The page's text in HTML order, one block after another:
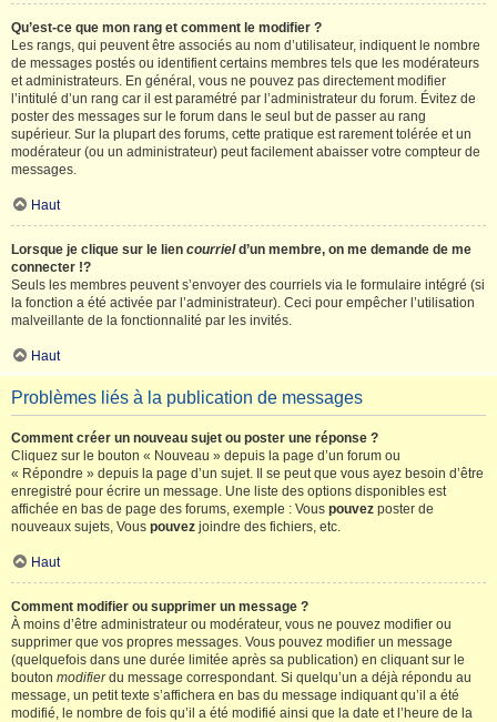
Qu’est-ce que mon rang et comment le modifier ?
Les rangs, qui peuvent être associés au nom d’utilisateur, indiquent le nombre
de messages postés ou identifient certains membres tels que les modérateurs
et administrateurs. En général, vous ne pouvez pas directement modifier
l’intitulé d’un rang car il est paramétré par l’administrateur du forum. Évitez de
poster des messages sur le forum dans le seul but de passer au rang
supérieur. Sur la plupart des forums, cette pratique est rarement tolérée et un
modérateur (ou un administrateur) peut facilement abaisser votre compteur de
messages.
Haut
Lorsque je clique sur le lien courrield’un membre, on me demande de me
connecter !?
Seuls les membres peuvent s’envoyer des courriels via le formulaire intégré (si
la fonction a été activée par l’administrateur). Ceci pour empêcher l’utilisation
malveillante de la fonctionnalité par les invités.
Haut
Problèmes liés à la publication de messages
Comment créer un nouveau sujet ou poster une réponse ?
Cliquez sur le bouton « Nouveau » depuis la page d’un forum ou
« Répondre » depuis la page d’un sujet. Il se peut que vous ayez besoin d’être
enregistré pour écrire un message. Une liste des options disponibles est
affichée en bas de page des forums, exemple : Vous pouvez poster de
nouveaux sujets, Vous pouvez joindre des fichiers, etc.
Haut
Comment modifier ou supprimer un message ?
À moins d’être administrateur ou modérateur, vous ne pouvez modifier ou
supprimer que vos propres messages. Vous pouvez modifier un message
(quelquefois dans une durée limitée après sa publication) en cliquant sur le
bouton modifierdu message correspondant. Si quelqu’un a déjà répondu au
message, un petit texte s’affichera en bas du message indiquant qu’il a été
modifié, le nombre de fois qu’il a été modifié ainsi que la date et l’heure de la